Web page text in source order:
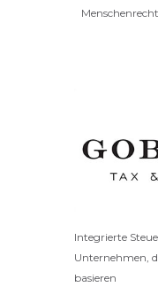
Integrierte
Unternehmen,
basieren